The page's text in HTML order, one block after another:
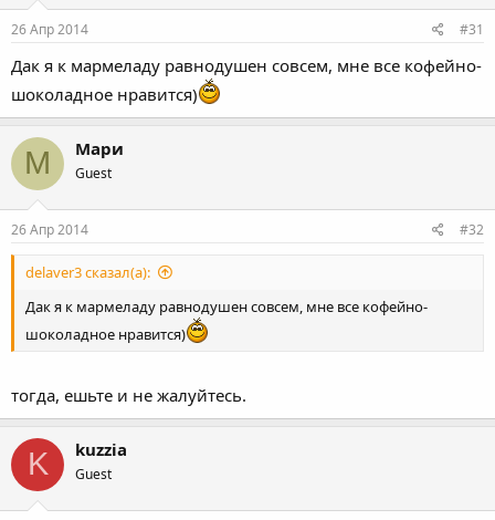
е
м
ы
з
д
а
н
и
я
26 Апр 2014 #31
Дак я к мармеладу равнодушен совсем, мне все кофейно-
шоколадное нравится)
М Мари
Guest
26 Апр 2014 #32
delaver3 сказал(а):
Дак я к мармеладу равнодушен совсем, мне все кофейно-
шоколадное нравится)
тогда, ешьте и не жалуйтесь.
K kuzzia
Guest